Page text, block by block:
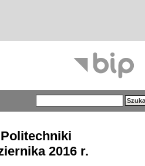
2016 r.